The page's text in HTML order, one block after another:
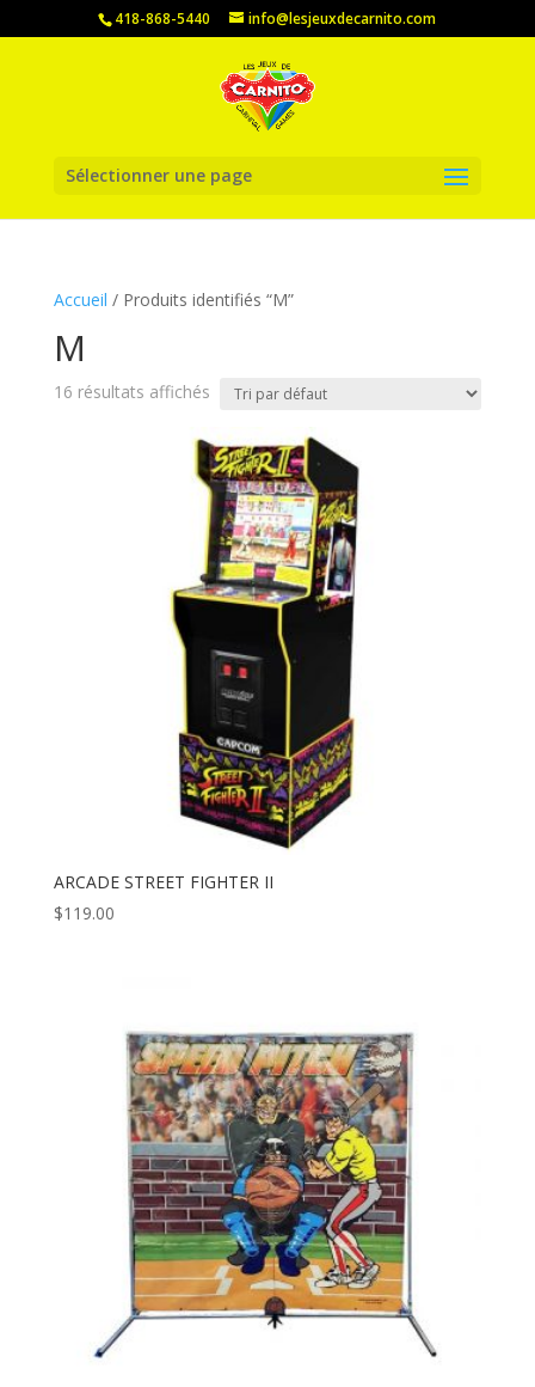
418-868-5440 info@lesjeuxdecarnito.com
Sélectionner une page
Accueil / Produits identifiés “M”
M
16 résultats affichés
ARCADE STREET FIGHTER II
$119.00